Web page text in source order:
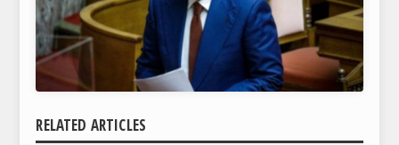
ΕΥΡΩΠΑΪΚΕΣ ΑΠΟΦΑΣΕΙΣ
ΘΕΜΑΤΑ
ΕΜΠΟΡΙΚΟΣ ΚΑΤΑΛΟΓΟΣ
RELATED ARTICLES